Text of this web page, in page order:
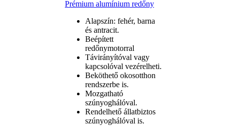
Prémium alumínium redőny
Alapszín: fehér, barna
és antracit.
Beépített
redőnymotorral
Távirányítóval vagy
kapcsolóval vezérelheti.
Beköthető okosotthon
rendszerbe is.
Mozgatható
szúnyoghálóval.
Rendelhető állatbiztos
szúnyoghálóval is.